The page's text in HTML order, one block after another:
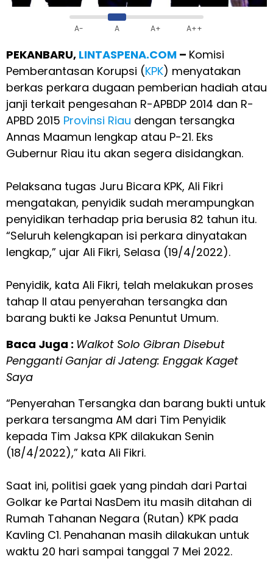
A- A A+ A++
PEKANBARU, LINTASPENA.COM – Komisi
Pemberantasan Korupsi (KPK) menyatakan
berkas perkara dugaan pemberian hadiah atau
janji terkait pengesahan R-APBDP 2014 dan R-
APBD 2015 Provinsi Riau dengan tersangka
Annas Maamun lengkap atau P-21. Eks
Gubernur Riau itu akan segera disidangkan.
Pelaksana tugas Juru Bicara KPK, Ali Fikri
mengatakan, penyidik sudah merampungkan
penyidikan terhadap pria berusia 82 tahun itu.
“Seluruh kelengkapan isi perkara dinyatakan
lengkap,” ujar Ali Fikri, Selasa (19/4/2022).
Penyidik, kata Ali Fikri, telah melakukan proses
tahap II atau penyerahan tersangka dan
barang bukti ke Jaksa Penuntut Umum.
Baca Juga : Walkot Solo Gibran Disebut
Pengganti Ganjar di Jateng: Enggak Kaget
Saya
“Penyerahan Tersangka dan barang bukti untuk
perkara tersangma AM dari Tim Penyidik
kepada Tim Jaksa KPK dilakukan Senin
(18/4/2022),” kata Ali Fikri.
Saat ini, politisi gaek yang pindah dari Partai
Golkar ke Partai NasDem itu masih ditahan di
Rumah Tahanan Negara (Rutan) KPK pada
Kavling C1. Penahanan masih dilakukan untuk
waktu 20 hari sampai tanggal 7 Mei 2022.